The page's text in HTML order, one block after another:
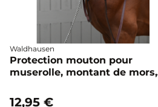
Waldhausen
Protection mouton pour
muserolle, montant de mors,
Waldhausen
12,95 €